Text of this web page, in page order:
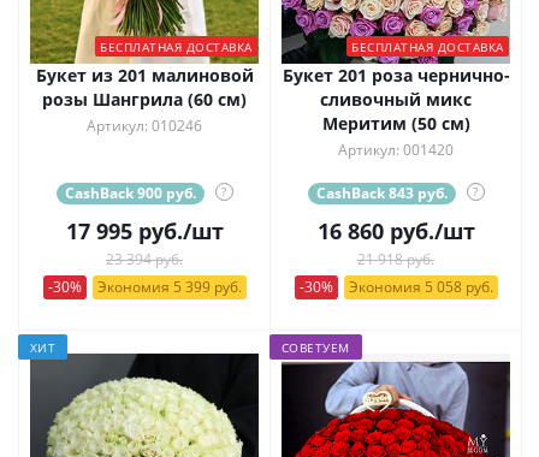
БЕСПЛАТНАЯ ДОСТАВКА
Букет из 201 малиновой
розы Шангрила (60 см)
Артикул: 010246
CashBack 900 руб. ?
17 995руб./шт
23 394 руб.
-30%
Экономия 5 399 руб.
БЕСПЛАТНАЯ ДОСТАВКА
Букет 201 роза чернично-
сливочный микс
Меритим (50 см)
Артикул: 001420
CashBack 843 руб. ?
16 860руб./шт
21 918 руб.
-30%
Экономия 5 058 руб.
ХИТ СОВЕТУЕМ